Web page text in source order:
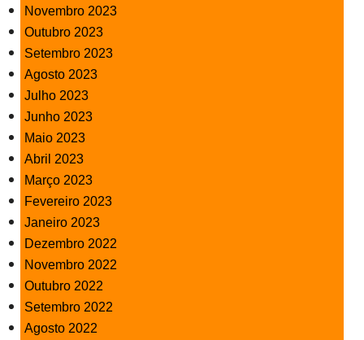
Novembro 2023
Outubro 2023
Setembro 2023
Agosto 2023
Julho 2023
Junho 2023
Maio 2023
Abril 2023
Março 2023
Fevereiro 2023
Janeiro 2023
Dezembro 2022
Novembro 2022
Outubro 2022
Setembro 2022
Agosto 2022